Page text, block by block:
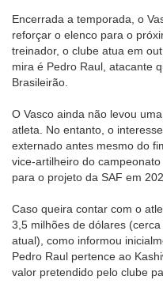
Encerrada a temporada, o
reforçar o elenco para o
treinador, o clube atua em
mira é Pedro Raul, atacante
Brasileirão.
O Vasco ainda não levou
atleta. No entanto, o
externado antes mesmo do
vice-artilheiro do
para o projeto da SAF em
Caso queira contar com o
3,5 milhões de dólares
atual), como informou
Pedro Raul pertence ao
valor pretendido pelo clube